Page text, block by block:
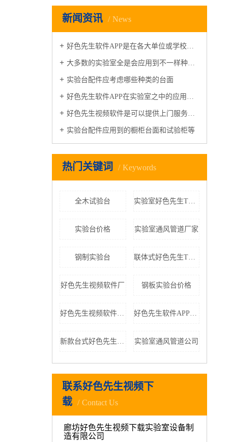
新闻资讯 News
好色先生软件APP是在各大单位或学校的实验室都会准备的一种设备
大多数的实验室全是会应用到不一样种类的好色先生视频软件
实验台配件应考虑哪些种类的台面
好色先生软件APP在实验室之中的应用是十分广泛的
好色先生视频软件是可以提供上门服务的安装
实验台配件应用到的橱柜台面和试验柜等
热门关键词 Keywords
全木试验台 实验室好色先生TV黄色下载
实验台价格 实验室通风管道厂家
钢制实验台 联体式好色先生TV黄色下载公司
好色先生视频软件厂 钢板实验台价格
好色先生视频软件加工 好色先生软件APP厂家
新款台式好色先生TV黄色下载厂家 实验室通风管道公司
联系好色先生视频下
载
Contact Us
廊坊好色先生视频下载实验室设备制
造有限公司